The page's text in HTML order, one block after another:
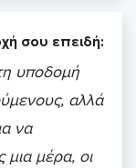
σου επειδή:
υποδομή
αλλά
να
μέρα, οι